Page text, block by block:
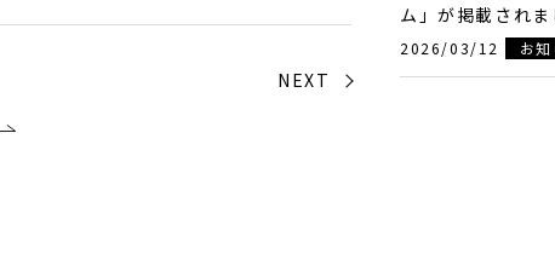
NEXT
ム」が掲載されま
2026/03/12 お